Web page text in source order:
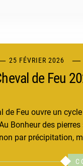
25 FÉVRIER 2026
de Feu
de Feu ouvre un
Bonheur des
par précipitation,